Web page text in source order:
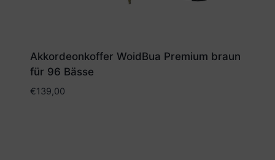
Akkordeonkoffer WoidBua Premium braun
für 96 Bässe
€139,00